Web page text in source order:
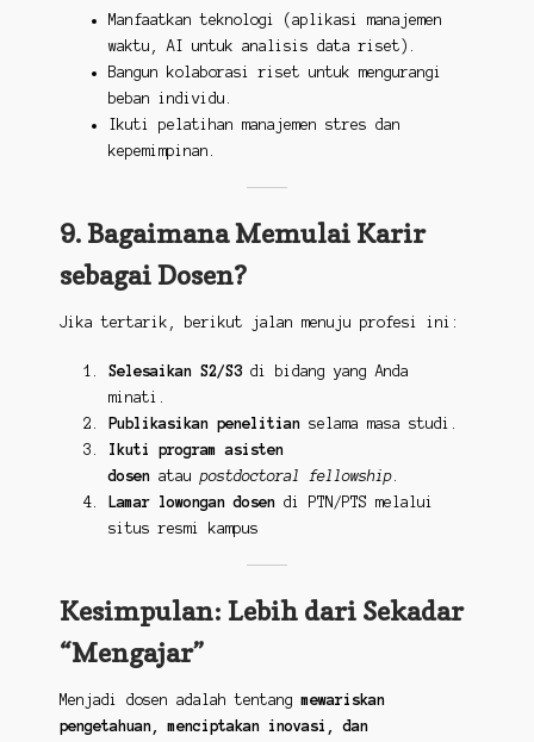
Manfaatkan teknologi (aplikasi manajemen
waktu, AI untuk analisis data riset).
Bangun kolaborasi riset untuk mengurangi
beban individu.
Ikuti pelatihan manajemen stres dan
kepemimpinan.
9. Bagaimana Memulai Karir
sebagai Dosen?
Jika tertarik, berikut jalan menuju profesi ini:
Selesaikan S2/S3di bidang yang Anda
minati.
Publikasikan penelitianselama masa studi.
Ikuti program asisten
dosenatau postdoctoral fellowship.
Lamar lowongan dosendi PTN/PTS melalui
situs resmi kampus
Kesimpulan: Lebih dari Sekadar
“Mengajar”
Menjadi dosen adalah tentangmewariskan
pengetahuan, menciptakan inovasi, dan